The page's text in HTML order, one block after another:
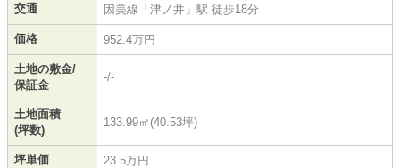
交通 因美線 「 津ノ井 」駅 徒歩18分
価格 952.4万円
土地の敷金/
保証金
-/-
土地面積
(坪数)
133.99㎡(40.53坪)
坪単価 23.5万円